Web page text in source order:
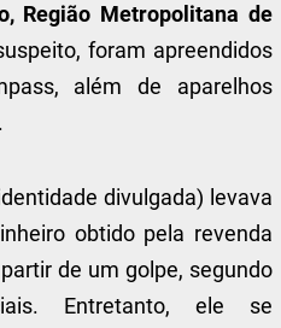
Região Metropolitana de
foram apreendidos
além de aparelhos
divulgada) levava
obtido pela revenda
de um golpe, segundo
Entretanto, ele se